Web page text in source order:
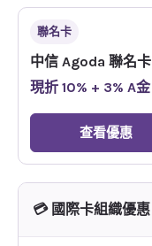
聯名卡
中信 Agoda 聯名卡
現折 10% + 3% A金
查看優惠
💳 國際卡組織優惠